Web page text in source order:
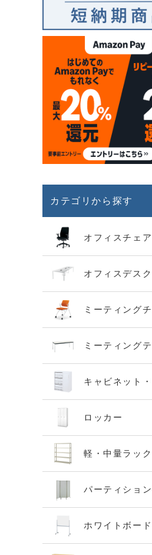
カテゴリから探す
オフィスチェア
オフィスデスク
ミーティング
ミーティング
キャビネット
ロッカー
軽・中量ラック
パーティショ
ホワイトボード